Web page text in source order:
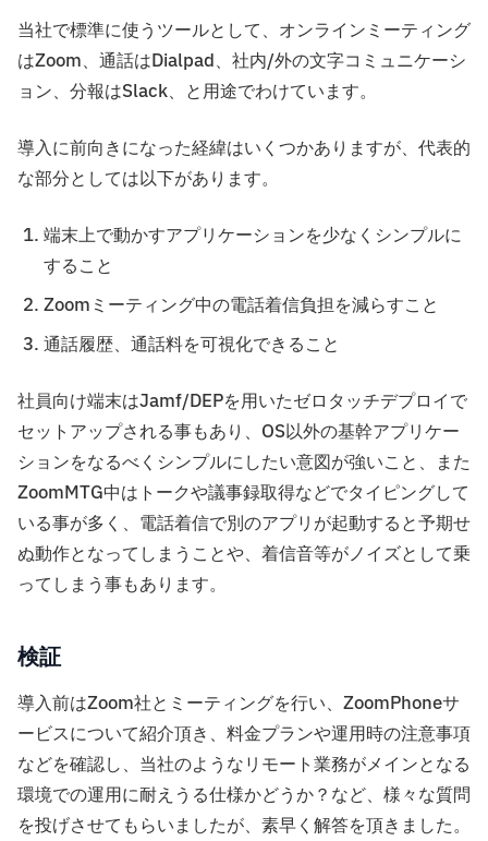
当社で標準に使うツールとして、オンラインミーティング
はZoom、通話はDialpad、社内/外の文字コミュニケーシ
ョン、分報はSlack、と用途でわけています。
導入に前向きになった経緯はいくつかありますが、代表的
な部分としては以下があります。
端末上で動かすアプリケーションを少なくシンプルに
すること
Zoomミーティング中の電話着信負担を減らすこと
通話履歴、通話料を可視化できること
社員向け端末はJamf/DEPを用いたゼロタッチデプロイで
セットアップされる事もあり、OS以外の基幹アプリケー
ションをなるべくシンプルにしたい意図が強いこと、また
ZoomMTG中はトークや議事録取得などでタイピングして
いる事が多く、電話着信で別のアプリが起動すると予期せ
ぬ動作となってしまうことや、着信音等がノイズとして乗
ってしまう事もあります。
検証
導入前はZoom社とミーティングを行い、ZoomPhoneサ
ービスについて紹介頂き、料金プランや運用時の注意事項
などを確認し、当社のようなリモート業務がメインとなる
環境での運用に耐えうる仕様かどうか？など、様々な質問
を投げさせてもらいましたが、素早く解答を頂きました。